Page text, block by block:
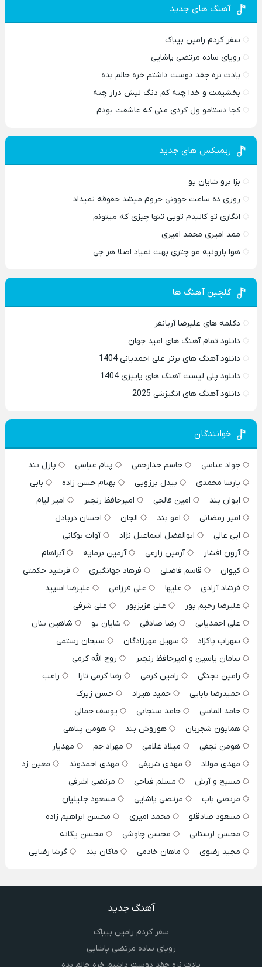
آهنگ های جدید
سفر کردم رامین بیباک
رویای ساده مرتضی پاشایی
یادت نره چقد دوست داشتم خره حالم بده
بخشیمت و خدا چته کم دنگ لیش درار چته
کجا دستامو ول کردی منی که عاشقت بودم
ریمیکس های جدید
بزا برو شایان یو
روزی ده ساعت جوونی حروم میشد حقوقه نمیداد
انگاری تو کالبدم تویی تنها چیزی که میتونم
ممد امیری محمد امیری
هوا بارونیه مو چتری بهت نمیاد اصلا هر چی
گلچین آهنگ ها
دکلمه های علیرضا آریانفر
دانلود تمام آهنگ های امید جهان
دانلود آهنگ های برتر علی احمدیانی 1404
دانلود پلی لیست آهنگ های پاییزی 1404
دانلود آهنگ های انگیزشی 2025
خوانندگان
جواد عباسی جاسم خدارحمی پیام عباسی
پازل بند
پارسا محمدی
بیدل برزویی بهنام حسن زاده
بابی
ایوان بند
امین فالجی امیرحافظ رنجبر
امیر لیام
امیر رمضانی
امو بند الجان
احسان دریادل
ابی عالی
ابوالفضل اسماعیل نژاد
آوات بوکانی
آرون افشار
آرمین زارعی آرمین برمایه
آبراهام
کیوان
قاسم فاضلی فرهاد جهانگیری
فرشید حکمتی
فرشاد آزادی
علیها علی فرزامی
علیرضا اسپید
علیرضا رحیم پور
علی عزیزپور
علی شرفی
علی احمدیانی
رضا صادقی شایان یو
شاهین بنان
سهراب پاکزاد
سهیل مهرزادگان
سبحان رستمی
سامان یاسین و امیرحافظ رنجبر
روح الله کرمی
رامین تجنگی
رامین کرمی رضا کرمی تارا
راغب
حمیدرضا بابایی
حمید هیراد
حسن زیرک
حامد الماسی
حامد سنجابی
یوسف جمالی
همایون شجریان
هوروش بند
هومن پناهی
هومن نجفی
میلاد غلامی مهراد جم
مهدیار
مهدی مولاد
مهدی شریفی مهدی احمدوند
معین زد
مسیح و آرش
مسلم فتاحی
مرتضی اشرفی
مرتضی باب
مرتضی پاشایی
مسعود جلیلیان
مسعود صادقلو
محمد امیری
محسن ابراهیم زاده
محسن لرستانی
محسن چاوشی
محسن یگانه
مجید رضوی
ماهان خادمی ماکان بند گرشا رضایی
آهنگ جدید
سفر کردم رامین بیباک
رویای ساده مرتضی پاشایی